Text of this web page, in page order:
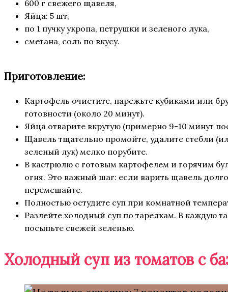
600 г свежего щавеля,
Яйца: 5 шт,
по 1 пучку укропа, петрушки и зеленого лука,
сметана, соль по вкусу.
Приготовление:
Картофель очистите, нарежьте кубиками или
готовности (около 20 минут).
Яйца отварите вкрутую (примерно 9-10 минут
Щавель тщательно промойте, удалите стебли
зеленый лук) мелко порубите.
В кастрюлю с готовым картофелем и горячим
огня. Это важный шаг: если варить щавель
перемешайте.
Полностью остудите суп при комнатной
Разлейте холодный суп по тарелкам. В каждую
посыпьте свежей зеленью.
Холодный суп из томатов с